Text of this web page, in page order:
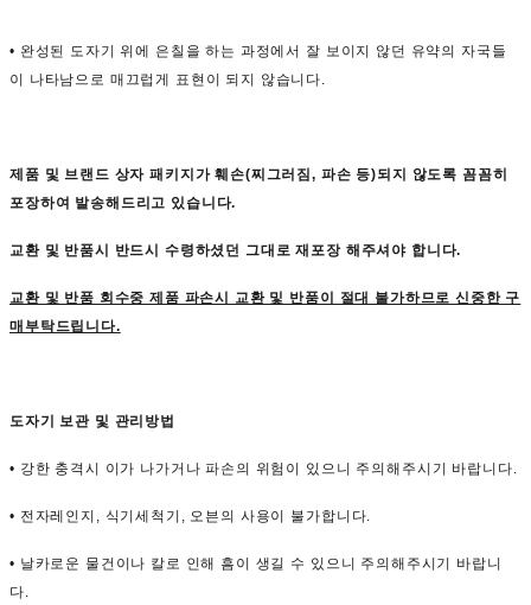
• 완성된 도자기 위에 은칠을 하는 과정에서 잘 보이지 않던 유약의 자국들
이 나타남으로 매끄럽게 표현이 되지 않습니다.
제품 및 브랜드 상자 패키지가 훼손(찌그러짐, 파손 등)되지 않도록 꼼꼼히
포장하여 발송해드리고 있습니다.
교환 및 반품시 반드시 수령하셨던 그대로 재포장해주셔야 합니다.
교환 및 반품 회수중 제품 파손시 교환 및 반품이 절대 불가하므로 신중한 구
매부탁드립니다.
도자기 보관 및 관리방법
• 강한 충격시 이가 나가거나 파손의 위험이 있으니 주의해주시기 바랍니다.
• 전자레인지, 식기세척기, 오븐의 사용이 불가합니다.
• 날카로운 물건이나 칼로 인해 흠이 생길 수 있으니 주의해주시기 바랍니
다.